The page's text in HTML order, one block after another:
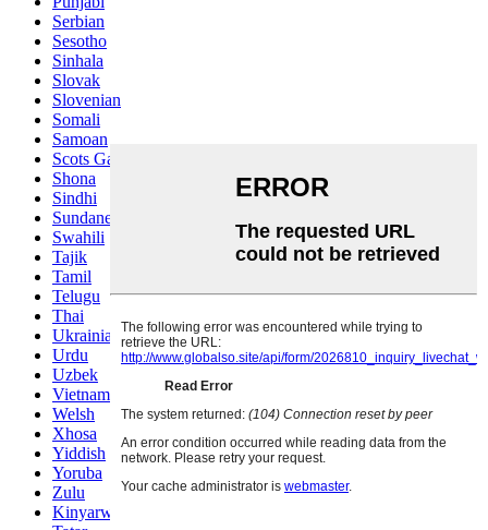
Serbian
Sesotho
Sinhala
Slovak
Slovenian
Somali
Samoan
Scots Gaelic
Shona
Sindhi
Sundanese
Swahili
Tajik
Tamil
Telugu
Thai
Ukrainian
Urdu
Uzbek
Vietnamese
Welsh
Xhosa
Yiddish
Yoruba
Zulu
Kinyarwanda